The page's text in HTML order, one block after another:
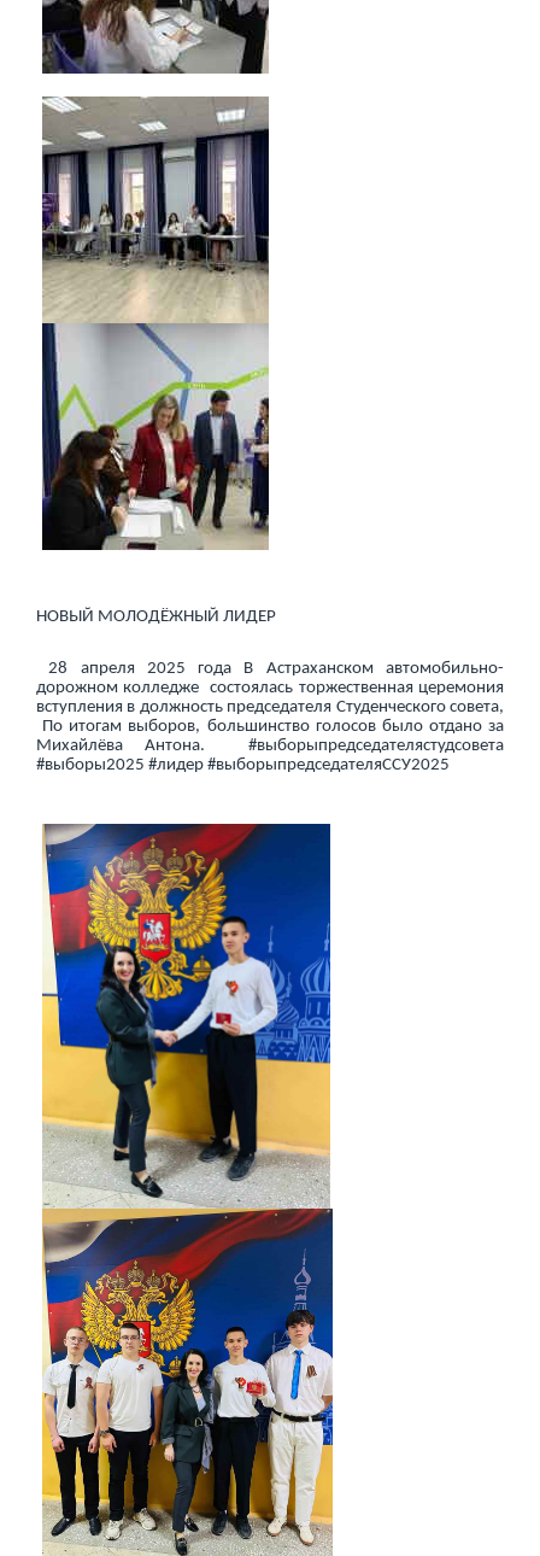
НОВЫЙ МОЛОДЁЖНЫЙ ЛИДЕР
28 апреля 2025 года В Астраханском автомобильно-
дорожном колледже состоялась торжественная церемония
вступления в должность председателя Студенческого совета,
По итогам выборов, большинство голосов было отдано за
Михайлёва Антона. #выборыпредседателястудсовета
#выборы2025 #лидер #выборыпредседателяССУ2025